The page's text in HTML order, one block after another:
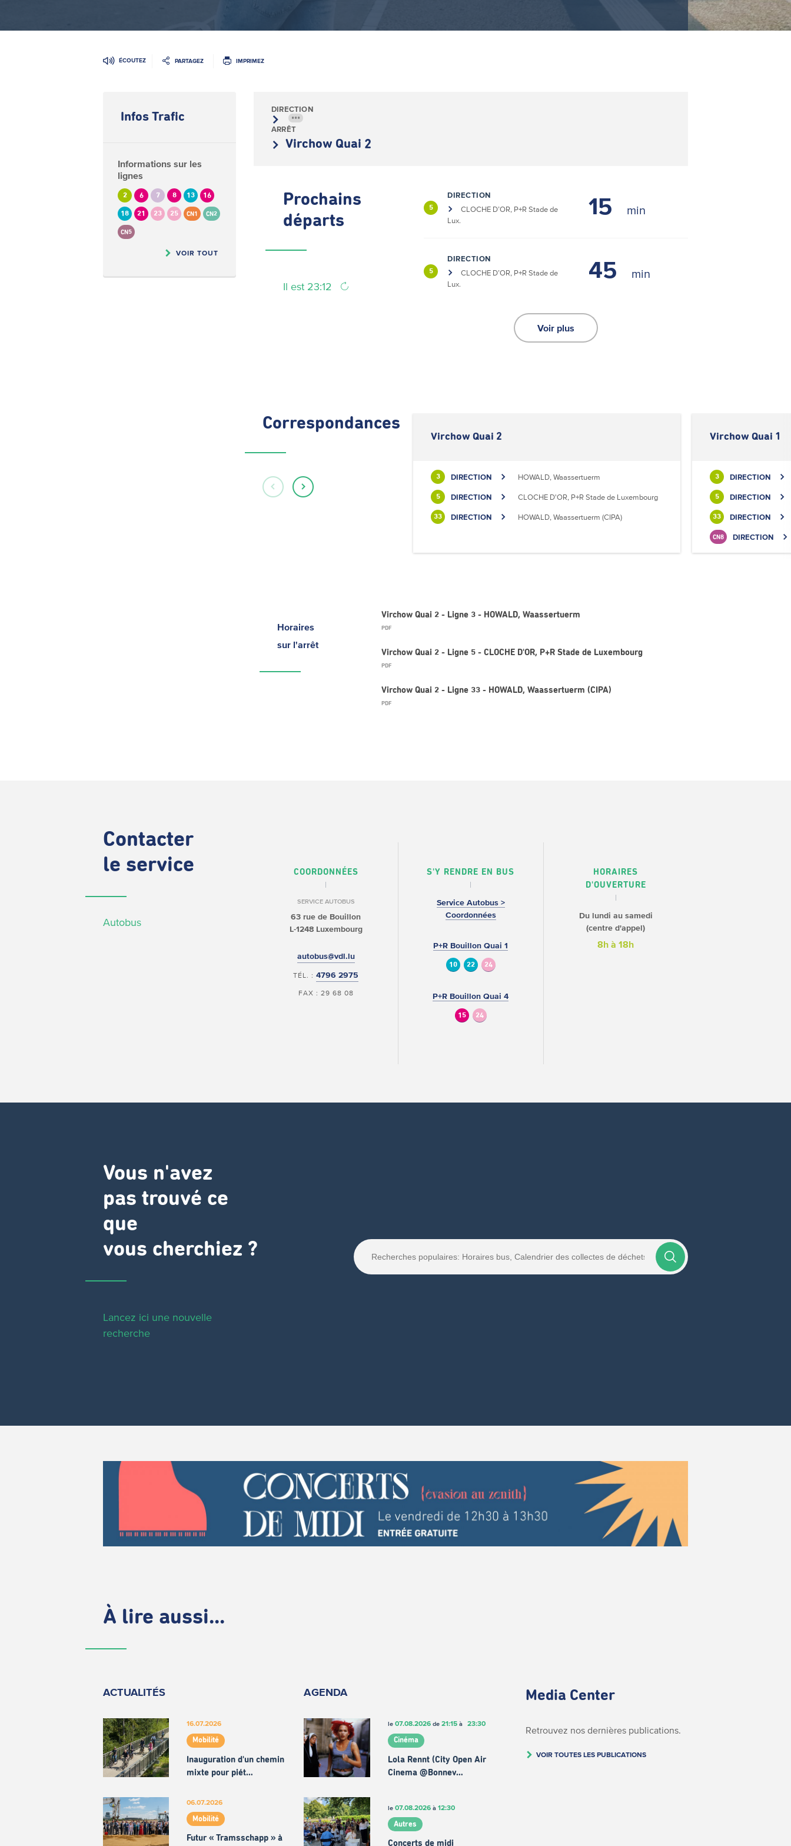
ÉCOUTEZ PARTAGEZ IMPRIMEZ
Infos Trafic
Informations sur les
lignes
2 6 7 8 13 16
18 21 23 25 CN1 CN2
CN5
VOIR TOUT
DIRECTION
•••
ARRÊT
Virchow Quai 2
Prochains
départs
Il est 23:12
5
DIRECTION
CLOCHE D’OR, P+R Stade de
Lux.
15
5
DIRECTION
CLOCHE D’OR, P+R Stade de
Lux.
45
Voir plus
Correspondances
Virchow Quai 2
3 DIRECTION HOWALD, Waassertuerm
5 DIRECTION CLOCHE D'OR, P+R Stade de Luxembourg
33 DIRECTION HOWALD, Waassertuerm (CIPA)
Virchow Quai 1
3 DIRECTION
5 DIRECTION
33 DIRECTION
CN8 DIRECTION
Horaires
sur l'arrêt
Virchow Quai 2 - Ligne 3 - HOWALD, Waassertuerm
PDF
Virchow Quai 2 - Ligne 5 - CLOCHE D'OR, P+R Stade de Luxembourg
PDF
Virchow Quai 2 - Ligne 33 - HOWALD, Waassertuerm (CIPA)
PDF
Contacter
le service
Autobus
COORDONNÉES
SERVICE AUTOBUS
63 rue de Bouillon
L-1248 Luxembourg
autobus@vdl.lu
TÉL. :4796 2975
FAX : 29 68 08
S'Y RENDRE EN BUS
Service Autobus >
Coordonnées
P+R Bouillon Quai 1
10 22 24
P+R Bouillon Quai 4
15 24
HORAIRES
D'OUVERTURE
Du lundi au samedi
(centre d'appel)
8h à 18h
Vous n'avez
pas trouvé ce
que
vous cherchiez ?
Lancez ici une nouvelle
recherche
À lire aussi...
ACTUALITÉS
16.07.2026
Mobilité
Inauguration d'un chemin
mixte pour piét…
06.07.2026
Mobilité
Futur « Tramsschapp » à
AGENDA
le 07.08.2026de 21:15à 23:30
Cinéma
Lola Rennt (City Open Air
Cinema @Bonnev…
le 07.08.2026à 12:30
Autres
Concerts de midi
Media Center
Retrouvez nos dernières publications.
VOIR TOUTES LES PUBLICATIONS